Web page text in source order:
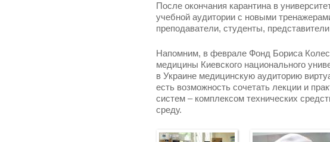
После окончания карантина в
учебной аудитории с новыми
преподаватели, студенты,
Напомним, в феврале Фонд Бориса
медицины Киевского национального
в Украине медицинскую аудиторию
есть возможность сочетать лекции и
систем – комплексом технических
среду.